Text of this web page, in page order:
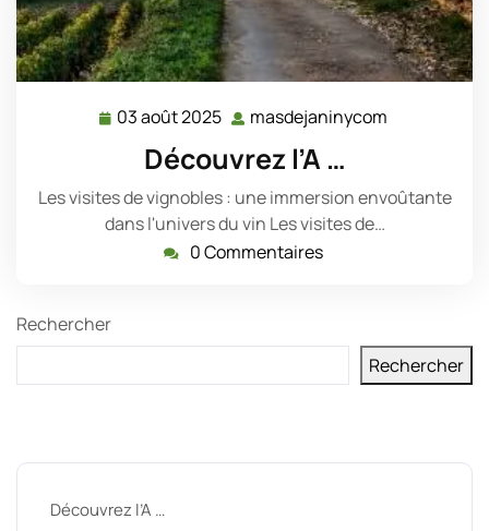
03 août 2025 03
2025
masdejaninycom
Découvrez l’A …
Les visites de vignobles : une immersion envoûtante
dans l'univers du vin Les visites de…
0 Commentaires
Rechercher
Rechercher
Découvrez l’A …